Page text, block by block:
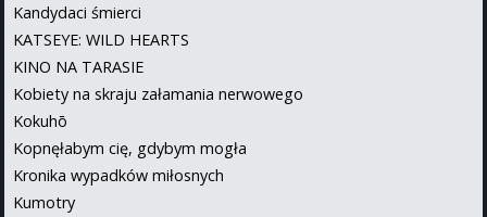
Kandydaci śmierci
KATSEYE: WILD HEARTS
KINO NA TARASIE
Kobiety na skraju załamania nerwowego
Kokuhō
Kopnęłabym cię, gdybym mogła
Kronika wypadków miłosnych
Kumotry